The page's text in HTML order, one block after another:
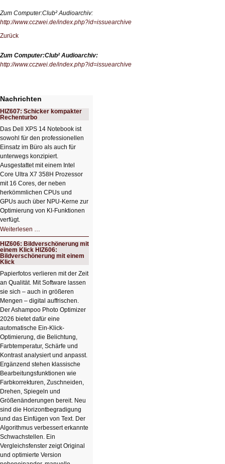
Zum Computer:Club² Audioarchiv:
http://www.cczwei.de/index.php?id=issuearchive
Zurück
Zum Computer:Club² Audioarchiv:
http://www.cczwei.de/index.php?id=issuearchive
Nachrichten
HIZ607: Schicker kompakter
Rechenturbo
Das Dell XPS 14 Notebook ist
sowohl für den professionellen
Einsatz im Büro als auch für
unterwegs konzipiert.
Ausgestattet mit einem Intel
Core Ultra X7 358H Prozessor
mit 16 Cores, der neben
herkömmlichen CPUs und
GPUs auch über NPU-Kerne zur
Optimierung von KI-Funktionen
verfügt.
Weiterlesen …
Schicker
kompakter
Rechenturbo
HIZ606: Bildverschönerung mit
einem Klick HIZ606:
Bildverschönerung mit einem
Klick
Papierfotos verlieren mit der Zeit
an Qualität. Mit Software lassen
sie sich – auch in größeren
Mengen – digital auffrischen.
Der Ashampoo Photo Optimizer
2026 bietet dafür eine
automatische Ein-Klick-
Optimierung, die Belichtung,
Farbtemperatur, Schärfe und
Kontrast analysiert und anpasst.
Ergänzend stehen klassische
Bearbeitungsfunktionen wie
Farbkorrekturen, Zuschneiden,
Drehen, Spiegeln und
Größenänderungen bereit. Neu
sind die Horizontbegradigung
und das Einfügen von Text. Der
Algorithmus verbessert erkannte
Schwachstellen. Ein
Vergleichsfenster zeigt Original
und optimierte Version